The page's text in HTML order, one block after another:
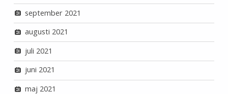
september 2021
augusti 2021
juli 2021
juni 2021
maj 2021